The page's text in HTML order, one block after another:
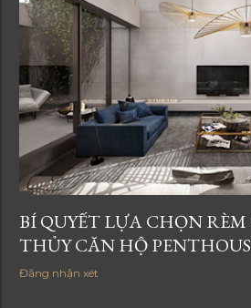
BÍ QUYẾT LỰA CHỌN
THỦY CĂN HỘ
Đăng nhận xét